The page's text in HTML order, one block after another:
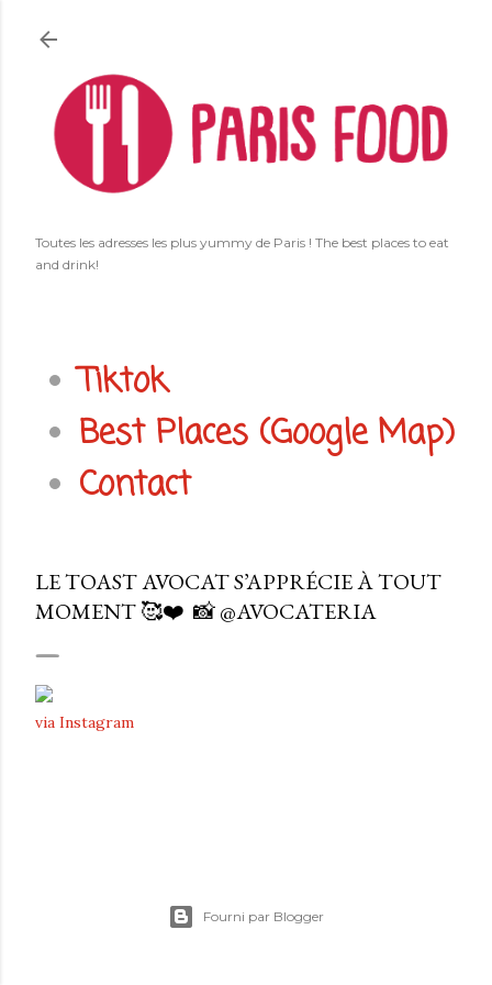
Accéder au contenu principal
Toutes les adresses les plus yummy de Paris ! The best places to eat
and drink!
Tiktok
Best Places (Google Map)
Contact
LE TOAST AVOCAT S’APPRÉCIE À TOUT
MOMENT 🥰❤️⁠ ⁠ 📸 @AVOCATERIA
via Instagram
Fourni par Blogger